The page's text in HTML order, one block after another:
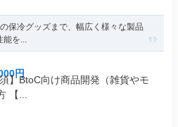
保冷グッズまで、幅広く様々な製品
能を...
円
】BtoC向け商品開発（雑貨やモ
【...